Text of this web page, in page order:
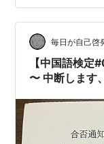
協力してくれる
も怪しいけど一
と、詳細な学習
ると言ってくれ
容です。😥 でも
毎日が自己啓
【中国語検定
〜 中断します